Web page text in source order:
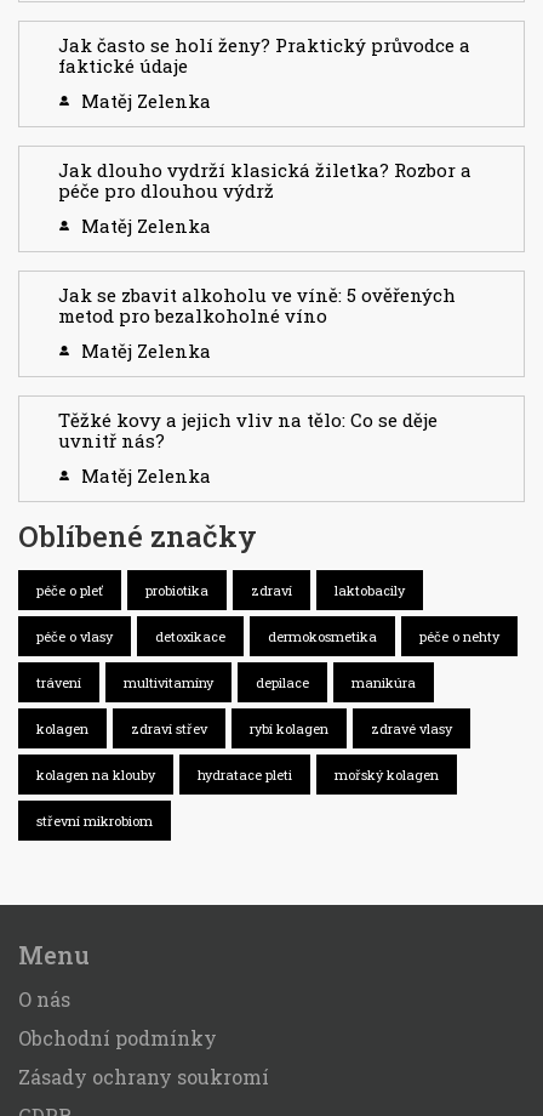
Jak často se holí ženy? Praktický průvodce a
faktické údaje
Matěj Zelenka
Jak dlouho vydrží klasická žiletka? Rozbor a
péče pro dlouhou výdrž
Matěj Zelenka
Jak se zbavit alkoholu ve víně: 5 ověřených
metod pro bezalkoholné víno
Matěj Zelenka
Těžké kovy a jejich vliv na tělo: Co se děje
uvnitř nás?
Matěj Zelenka
Oblíbené značky
péče o pleť probiotika zdraví laktobacily
péče o vlasy detoxikace dermokosmetika péče o nehty
trávení multivitamíny depilace manikúra
kolagen zdraví střev rybí kolagen zdravé vlasy
kolagen na klouby hydratace pleti mořský kolagen
střevní mikrobiom
Menu
O nás
Obchodní podmínky
Zásady ochrany soukromí